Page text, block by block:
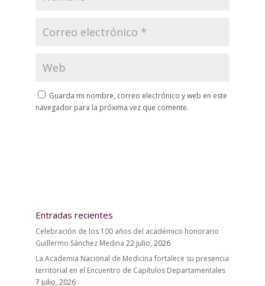
Guarda mi nombre, correo electrónico y web en este
navegador para la próxima vez que comente.
Entradas recientes
Celebración de los 100 años del académico honorario
Guillermo Sánchez Medina 22 julio, 2026
La Academia Nacional de Medicina fortalece su presencia
territorial en el Encuentro de Capítulos Departamentales
7 julio, 2026